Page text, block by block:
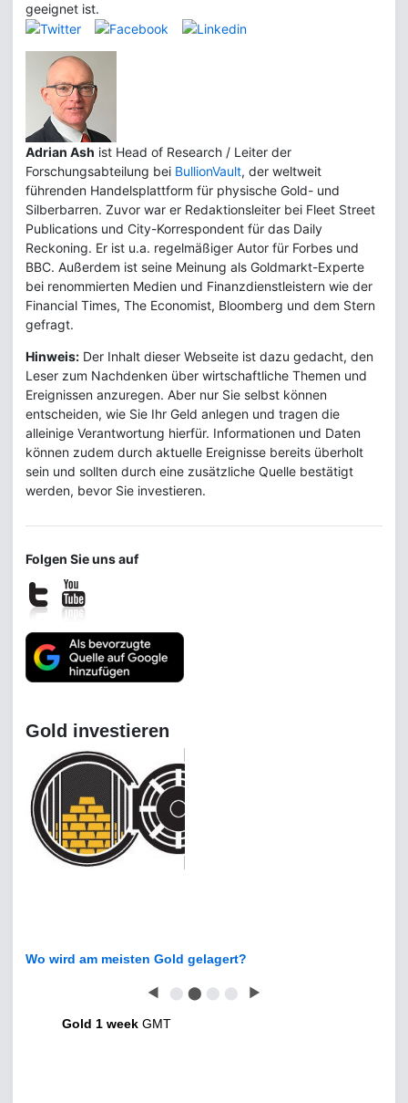
geeignet ist.
Adrian Ash ist Head of Research / Leiter der
Forschungsabteilung bei BullionVault, der weltweit
führenden Handelsplattform für physische Gold- und
Silberbarren. Zuvor war er Redaktionsleiter bei Fleet Street
Publications und City-Korrespondent für das Daily
Reckoning. Er ist u.a. regelmäßiger Autor für Forbes und
BBC. Außerdem ist seine Meinung als Goldmarkt-Experte
bei renommierten Medien und Finanzdienstleistern wie der
Financial Times, The Economist, Bloomberg und dem Stern
gefragt.
Hinweis: Der Inhalt dieser Webseite ist dazu gedacht, den
Leser zum Nachdenken über wirtschaftliche Themen und
Ereignissen anzuregen. Aber nur Sie selbst können
entscheiden, wie Sie Ihr Geld anlegen und tragen die
alleinige Verantwortung hierfür. Informationen und Daten
können zudem durch aktuelle Ereignisse bereits überholt
sein und sollten durch eine zusätzliche Quelle bestätigt
werden, bevor Sie investieren.
Folgen Sie uns auf
Gold investieren
Wo wird am meisten Gold gelagert?
◀ ⬤ ⬤ ⬤ ⬤ ▶
Gold 1 week GMT